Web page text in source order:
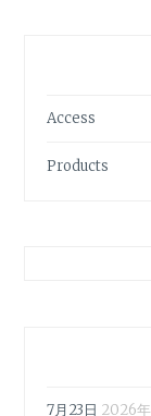
Access
Products
7月23日 2026